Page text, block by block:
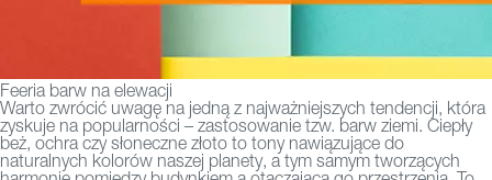
Feeria barw na elewacji
Warto zwrócić uwagę na jedną z najważniejszych tendencji, która
zyskuje na popularności – zastosowanie tzw. barw ziemi. Ciepły
beż, ochra czy słoneczne złoto to tony nawiązujące do
naturalnych kolorów naszej planety, a tym samym tworzących